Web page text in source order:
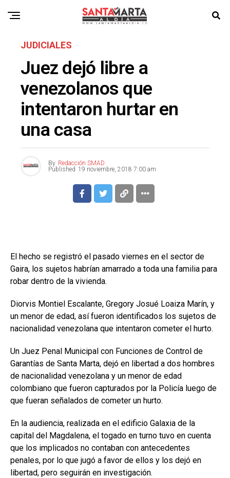
JUDICIALES
Juez dejó libre a
venezolanos que
intentaron hurtar en
una casa
By Redacción SMAD
Published 19 noviembre, 2018 7:00 am
El hecho se registró el pasado viernes en el sector de
Gaira, los sujetos habrían amarrado a toda una familia para
robar dentro de la vivienda.
Diorvis Montiel Escalante, Gregory Josué Loaiza Marín, y
un menor de edad, así fueron identificados los sujetos de
nacionalidad venezolana que intentaron cometer el hurto.
Un Juez Penal Municipal con Funciones de Control de
Garantías de Santa Marta, dejó en libertad a dos hombres
de nacionalidad venezolana y un menor de edad
colombiano que fueron capturados por la Policía luego de
que fueran señalados de cometer un hurto.
En la audiencia, realizada en el edificio Galaxia de la
capital del Magdalena, el togado en turno tuvo en cuenta
que los implicados no contaban con antecedentes
penales, por lo que jugó a favor de ellos y los dejó en
libertad, pero seguirán en investigación.